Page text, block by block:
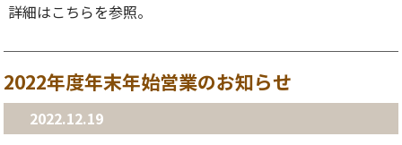
詳細はこちらを参照。
2022年度年末年始営業のお知らせ
2022.12.19